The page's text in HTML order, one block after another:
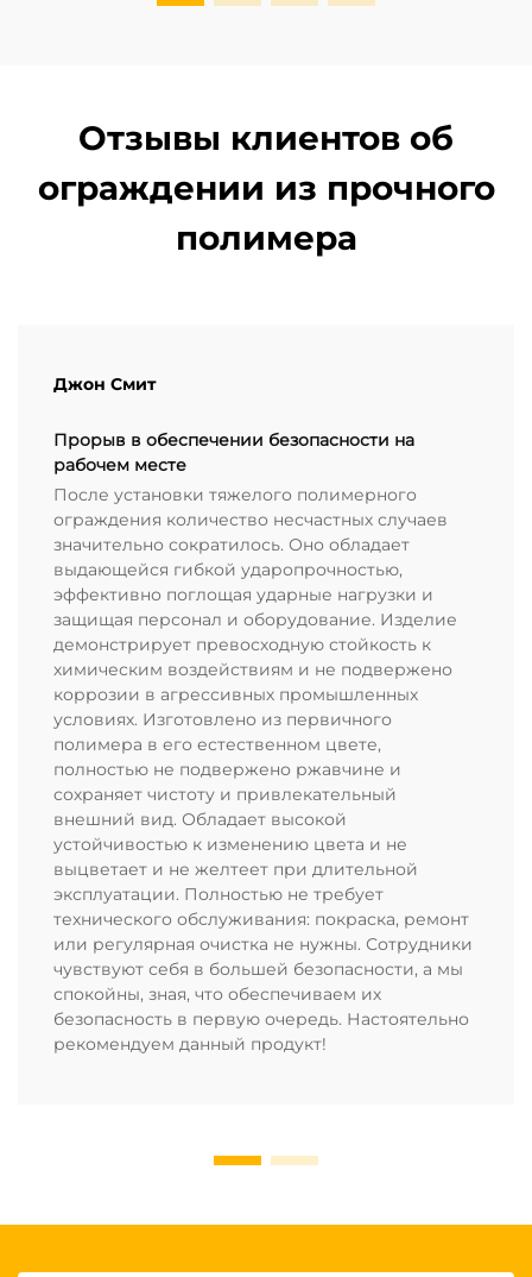
Отзывы клиентов об
ограждении из прочного
полимера
Джон Смит
Прорыв в обеспечении безопасности на
рабочем месте
После установки тяжелого полимерного
ограждения количество несчастных случаев
значительно сократилось. Оно обладает
выдающейся гибкой ударопрочностью,
эффективно поглощая ударные нагрузки и
защищая персонал и оборудование. Изделие
демонстрирует превосходную стойкость к
химическим воздействиям и не подвержено
коррозии в агрессивных промышленных
условиях. Изготовлено из первичного
полимера в его естественном цвете,
полностью не подвержено ржавчине и
сохраняет чистоту и привлекательный
внешний вид. Обладает высокой
устойчивостью к изменению цвета и не
выцветает и не желтеет при длительной
эксплуатации. Полностью не требует
технического обслуживания: покраска, ремонт
или регулярная очистка не нужны. Сотрудники
чувствуют себя в большей безопасности, а мы
спокойны, зная, что обеспечиваем их
безопасность в первую очередь. Настоятельно
рекомендуем данный продукт!